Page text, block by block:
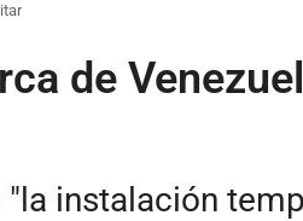
de
instalación